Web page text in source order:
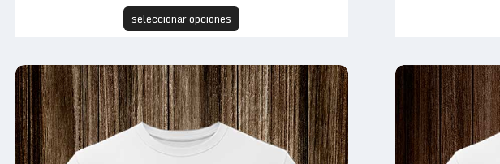
seleccionar opciones
Stranger white CAT